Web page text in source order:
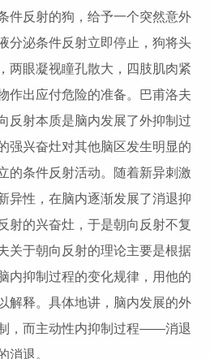
件反射的狗，给予一个突然意外
分泌条件反射立即停止，狗将头
两眼凝视瞳孔散大，四肢肌肉紧
作出应付危险的准备。巴甫洛夫
反射本质是脑内发展了外抑制过
强兴奋灶对其他脑区发生明显的
的条件反射活动。随着新异刺激
异性，在脑内逐渐发展了消退抑
射的兴奋灶，于是朝向反射不复
关于朝向反射的理论主要是根据
内抑制过程的变化规律，用他的
解释。具体地讲，脑内发展的外
，而主动性内抑制过程――消退
消退。